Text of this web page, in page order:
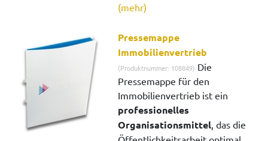
(mehr)
Pressemappe
Immobilienvertrieb
(Produktnummer: 108849) Die
Pressemappe für den
Immobilienvertrieb ist ein
professionelles
Organisationsmittel, das die